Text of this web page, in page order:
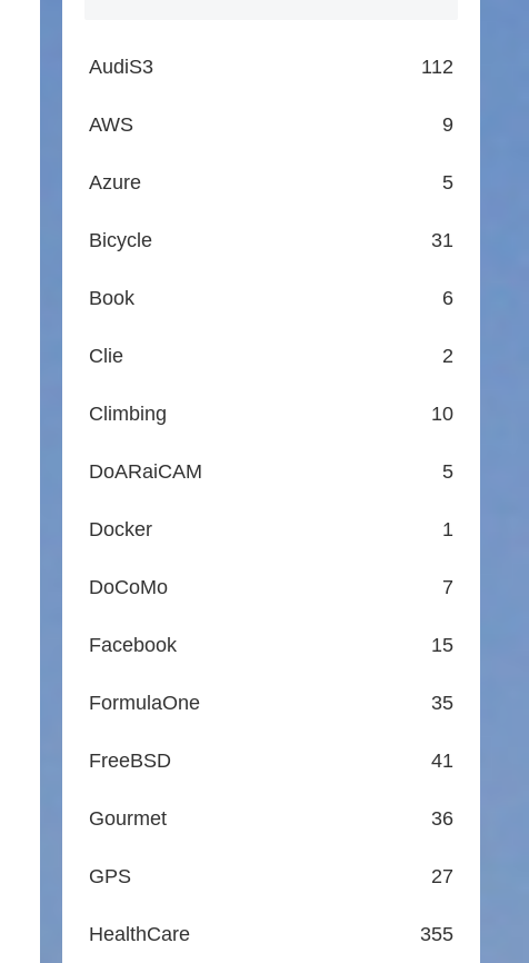
AudiS3 112
AWS 9
Azure 5
Bicycle 31
Book 6
Clie 2
Climbing 10
DoARaiCAM 5
Docker 1
DoCoMo 7
Facebook 15
FormulaOne 35
FreeBSD 41
Gourmet 36
GPS 27
HealthCare 355